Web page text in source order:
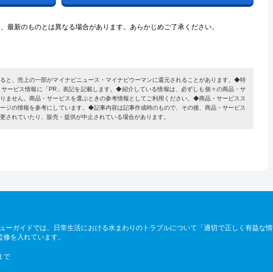
最新のものとは異なる場合があります。あらかじめご了承ください。
と、売上の一部がマイナビニュース・マイナビウーマンに還元されることがあります。◆特
ービス情報に「PR」表記を記載します。◆紹介している情報は、必ずしも個々の商品・サ
ません。商品・サービスを選ぶときの参考情報としてご利用ください。◆商品・サービスス
ジの情報を参考にしています。◆記事内容は記事作成時のもので、その後、商品・サービス
されていたり、販売・提供が中止されている場合があります。
ーガイドでは、日常生活における水まわりのトラブルについて「適切で正しく有益な
を入れています。
で